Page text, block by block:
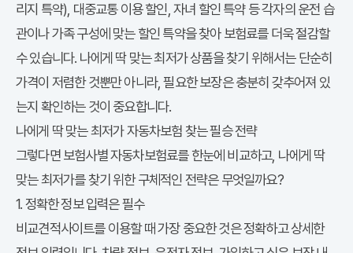
리지 특약), 대중교통 이용 할인, 자녀 할인 특약 등 각자의 운전 습
관이나 가족 구성에 맞는 할인 특약을 찾아 보험료를 더욱 절감할
수 있습니다. 나에게 딱 맞는 최저가상품을 찾기 위해서는 단순히
가격이 저렴한 것뿐만 아니라, 필요한 보장은 충분히 갖추어져 있
는지 확인하는 것이 중요합니다.
나에게 딱 맞는 최저가 자동차보험 찾는 필승 전략
그렇다면보험사별 자동차보험료를 한눈에 비교하고, 나에게 딱
맞는 최저가를 찾기 위한 구체적인 전략은 무엇일까요?
1. 정확한 정보 입력은 필수
비교견적사이트를 이용할 때 가장 중요한 것은 정확하고 상세한